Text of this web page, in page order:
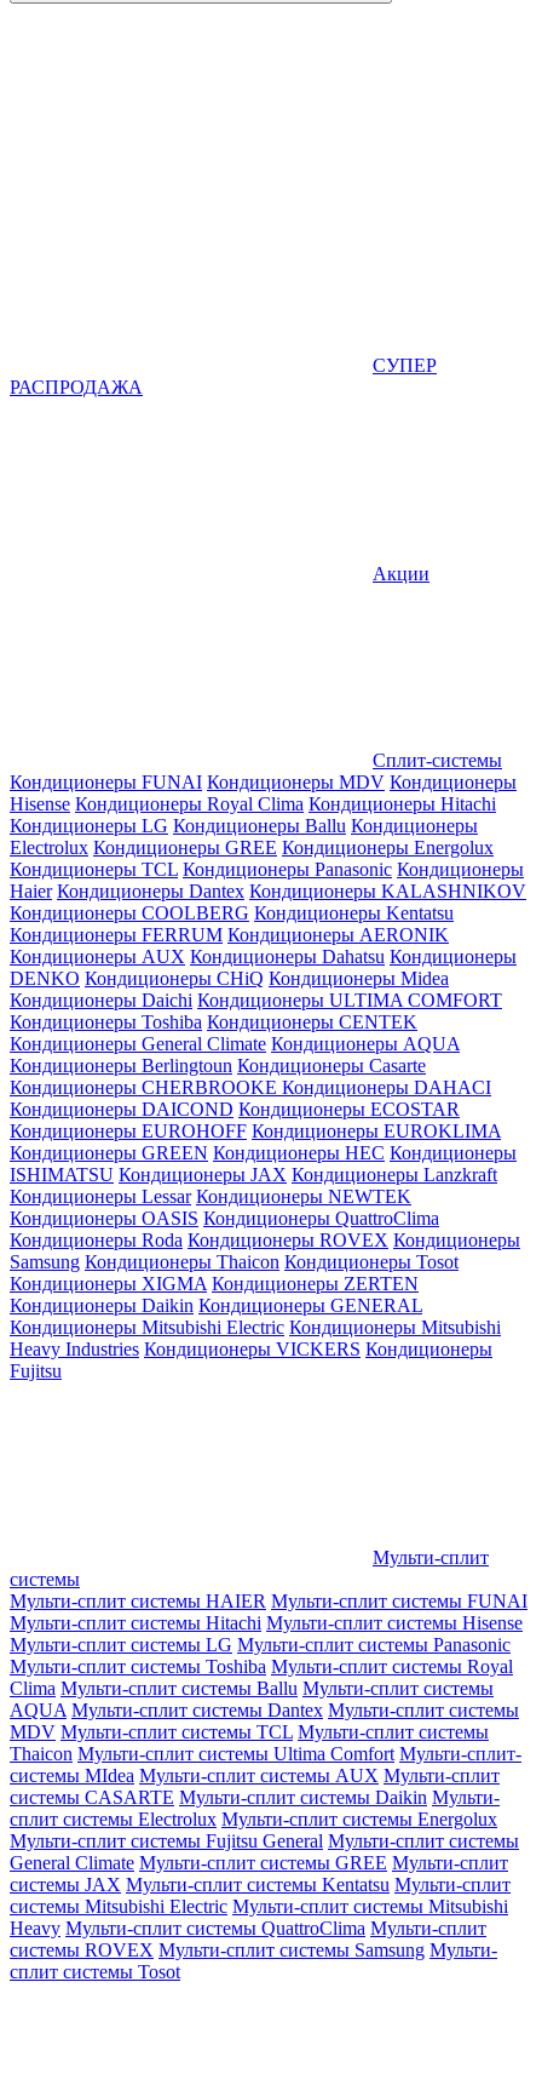
СУПЕР
РАСПРОДАЖА
Акции
Сплит-системы
Кондиционеры FUNAI Кондиционеры MDV Кондиционеры
Hisense Кондиционеры Royal Clima Кондиционеры Hitachi
Кондиционеры LG Кондиционеры Ballu Кондиционеры
Electrolux Кондиционеры GREE Кондиционеры Energolux
Кондиционеры TCL Кондиционеры Panasonic Кондиционеры
Haier Кондиционеры Dantex Кондиционеры KALASHNIKOV
Кондиционеры СOOLBERG Кондиционеры Kentatsu
Кондиционеры FERRUM Кондиционеры AERONIK
Кондиционеры AUX Кондиционеры Dahatsu Кондиционеры
DENKO Кондиционеры CHiQ Кондиционеры Midea
Кондиционеры Daichi Кондиционеры ULTIMA COMFORT
Кондиционеры Toshiba Кондиционеры CENTEK
Кондиционеры General Climate Кондиционеры AQUA
Кондиционеры Berlingtoun Кондиционеры Casarte
Кондиционеры CHERBROOKE Кондиционеры DAHACI
Кондиционеры DAICOND Кондиционеры ECOSTAR
Кондиционеры EUROHOFF Кондиционеры EUROKLIMA
Кондиционеры GREEN Кондиционеры HEC Кондиционеры
ISHIMATSU Кондиционеры JAX Кондиционеры Lanzkraft
Кондиционеры Lessar Кондиционеры NEWTEK
Кондиционеры OASIS Кондиционеры QuattroClima
Кондиционеры Roda Кондиционеры ROVEX Кондиционеры
Samsung Кондиционеры Thaicon Кондиционеры Tosot
Кондиционеры XIGMA Кондиционеры ZERTEN
Кондиционеры Daikin Кондиционеры GENERAL
Кондиционеры Mitsubishi Electric Кондиционеры Mitsubishi
Heavy Industries Кондиционеры VICKERS Кондиционеры
Fujitsu
Мульти-сплит
системы
Мульти-сплит системы HAIER Мульти-сплит системы FUNAI
Мульти-сплит системы Hitachi Мульти-сплит системы Hisense
Мульти-сплит системы LG Мульти-сплит системы Panasonic
Мульти-сплит системы Toshiba Мульти-сплит системы Royal
Clima Мульти-сплит системы Ballu Мульти-сплит системы
AQUA Мульти-сплит системы Dantex Мульти-сплит системы
MDV Мульти-сплит системы TCL Мульти-сплит системы
Thaicon Мульти-сплит системы Ultima Comfort Мульти-сплит-
системы MIdea Мульти-сплит системы AUX Мульти-сплит
системы CASARTE Мульти-сплит системы Daikin Мульти-
сплит системы Electrolux Мульти-сплит системы Energolux
Мульти-сплит системы Fujitsu General Мульти-сплит системы
General Climate Мульти-сплит системы GREE Мульти-сплит
системы JAX Мульти-сплит системы Kentatsu Мульти-сплит
системы Mitsubishi Electric Мульти-сплит системы Mitsubishi
Heavy Мульти-сплит системы QuattroClima Мульти-сплит
системы ROVEX Мульти-сплит системы Samsung Мульти-
сплит системы Tosot